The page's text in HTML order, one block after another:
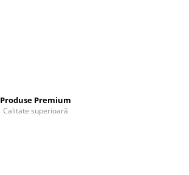
Produse Premium
Calitate superioară